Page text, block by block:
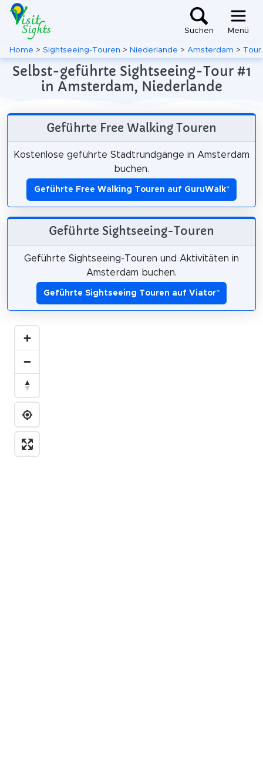
Suchen Menü
Home > Sightseeing-Touren > Niederlande > Amsterdam > Tour
Selbst-geführte Sightseeing-Tour #1
in Amsterdam, Niederlande
Geführte Free Walking Touren
Kostenlose geführte Stadtrundgänge in Amsterdam
buchen.
Geführte Free Walking Touren auf GuruWalk*
Geführte Sightseeing-Touren
Geführte Sightseeing-Touren und Aktivitäten in
Amsterdam buchen.
Geführte Sightseeing Touren auf Viator*